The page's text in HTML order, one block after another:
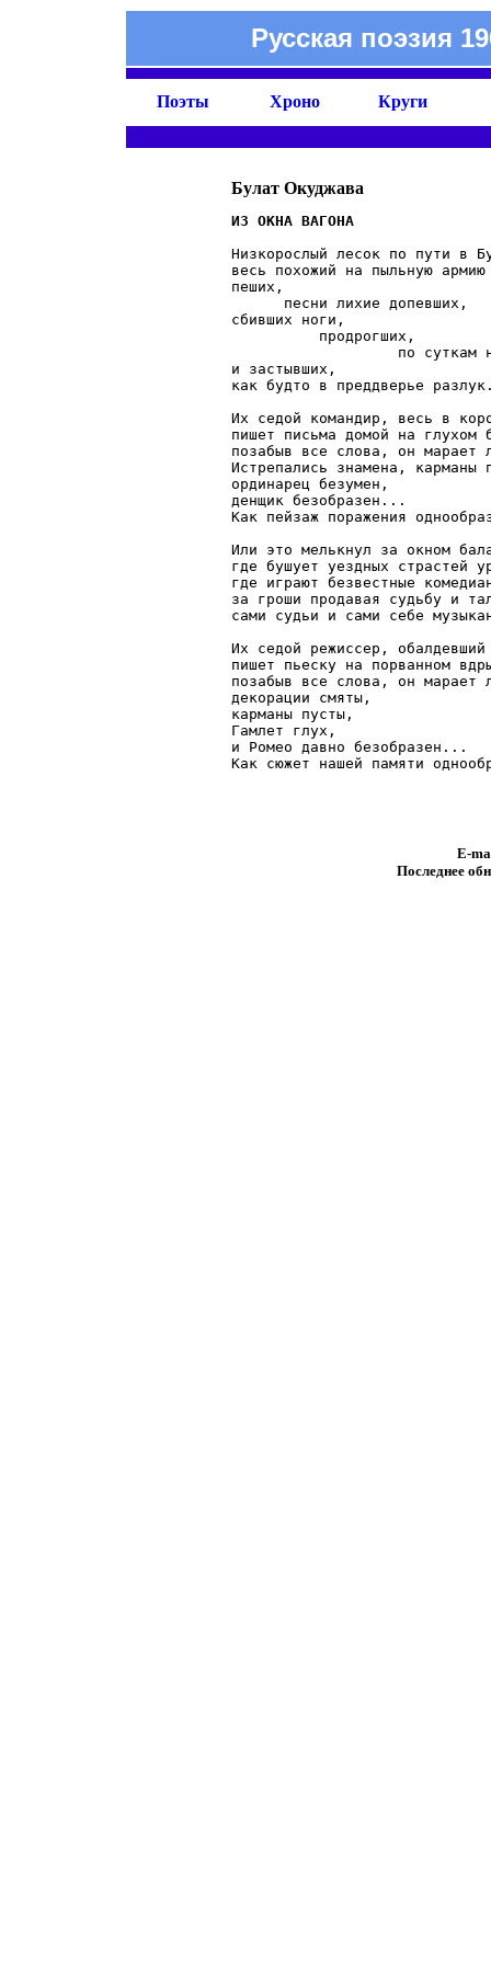
Русская поэзия
Поэты Хроно Круги
Булат Окуджава
Низкорослый лесок по пути в
весь похожий на пыльную
пеших,
      песни лихие допевших,
сбивших ноги,
          продрогших,
по суткам
и застывших,
как будто в преддверье
Их седой командир, весь в
пишет письма домой на глухом
позабыв все слова, он марает
Истрепались знамена, карманы
ординарец безумен,
денщик безобразен...
Как пейзаж поражения
Или это мелькнул за окном
где бушует уездных страстей
где играют безвестные
за гроши продавая судьбу и
сами судьи и сами себе
Их седой режиссер,
пишет пьеску на порванном
позабыв все слова, он марает
декорации смяты,
карманы пусты,
Гамлет глух,
и Ромео давно безобразен...
Как сюжет нашей памяти
E-
Последнее